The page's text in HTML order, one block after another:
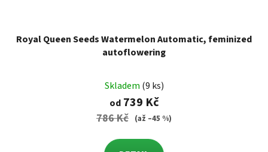
Royal Queen Seeds Watermelon Automatic, feminized
autoflowering
Skladem (9 ks)
od739 Kč
786 Kč (až –45 %)